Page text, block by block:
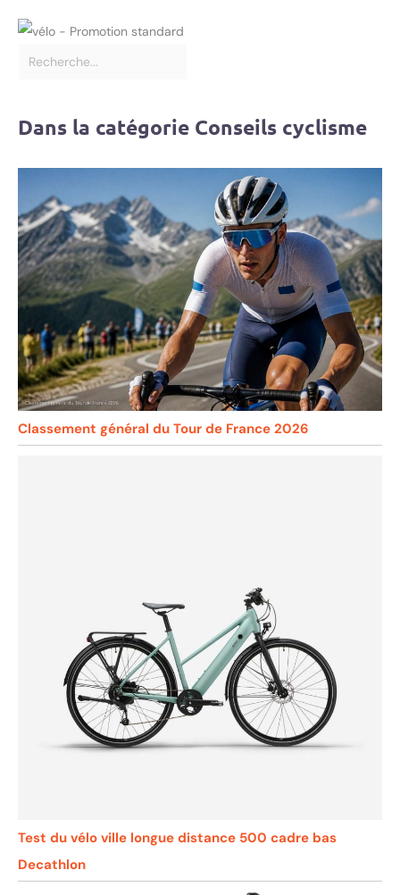
Dans la catégorie Conseils cyclisme
Classement général du Tour de France 2026
Test du vélo ville longue distance 500 cadre bas
Decathlon